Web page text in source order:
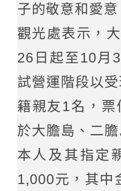
子的敬意和愛
觀光處表示，
26日起至10月
試營運階段以
籍親友1名，票
於大膽島、二
本人及其指定
1,000元，其中